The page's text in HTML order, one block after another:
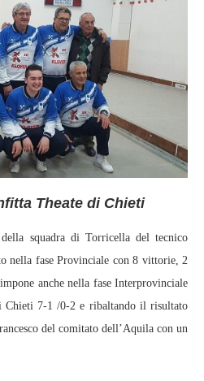
Theate di Chieti
squadra di Torricella del tecnico
nella fase Provinciale con 8 vittorie, 2
anche nella fase Interprovinciale
Chieti 7-1 /0-2 e ribaltando il risultato
del comitato dell’Aquila con un